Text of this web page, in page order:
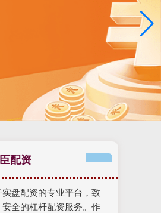
配资
盘配资的专业平台，致
全的杠杆配资服务。作